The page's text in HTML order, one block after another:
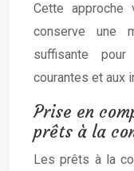
Cette approche
conserve une
suffisante
courantes et aux
Prise en
prêts à la
Les prêts à la